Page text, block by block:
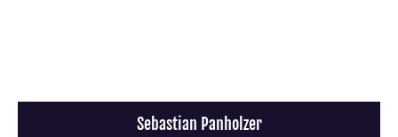
Sebastian Panholzer